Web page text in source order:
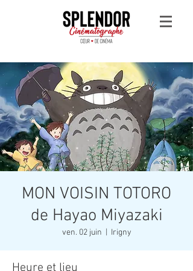
MON VOISIN TOTORO
de Hayao Miyazaki
ven. 02 juin Irigny
Heure et lieu